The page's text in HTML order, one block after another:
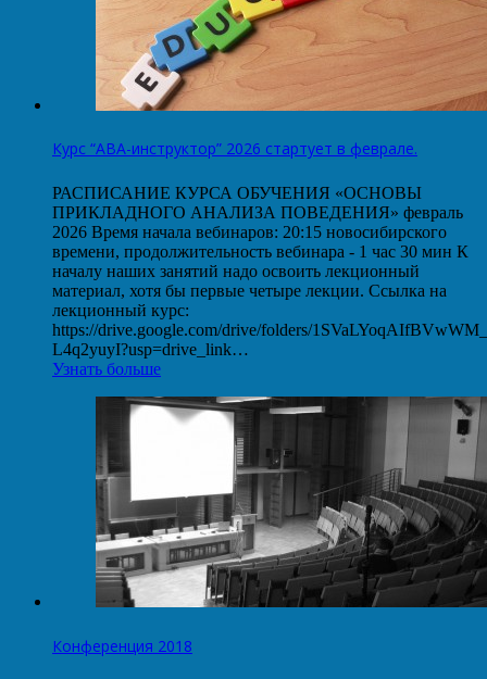
Курс “АВА-инструктор” 2026 стартует в феврале.
РАСПИСАНИЕ КУРСА ОБУЧЕНИЯ «ОСНОВЫ
ПРИКЛАДНОГО АНАЛИЗА ПОВЕДЕНИЯ» февраль
2026 Время начала вебинаров: 20:15 новосибирского
времени, продолжительность вебинара - 1 час 30 мин К
началу наших занятий надо освоить лекционный
материал, хотя бы первые четыре лекции. Ссылка на
лекционный курс:
https://drive.google.com/drive/folders/
L4q2yuyI?usp=drive_link…
Узнать больше
Конференция 2018